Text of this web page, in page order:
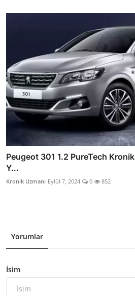
Peugeot 301 1.2 PureTech
Y...
Kronik Uzmanı Eylül 7, 2024 0 852
Yorumlar
İsim